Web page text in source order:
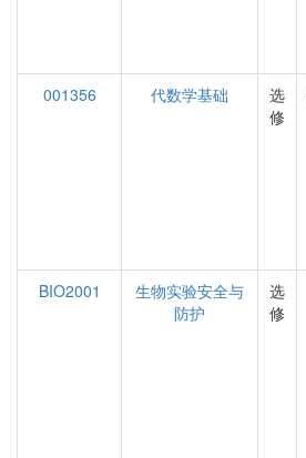
001356
代数学基础
选
修
BIO2001
生物实验安全与
防护
选
修